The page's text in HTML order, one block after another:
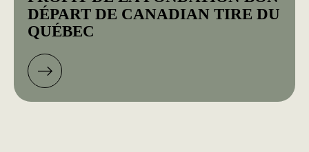
DÉPART DE CANADIAN TIRE DU
QUÉBEC